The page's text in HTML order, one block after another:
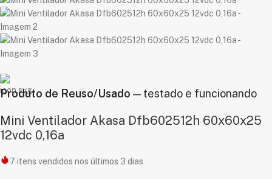
Produto de Reuso/Usado — testado e funcionando
Mini Ventilador Akasa Dfb602512h 60x60x25
12vdc 0,16a
7 itens vendidos nos últimos 3 dias